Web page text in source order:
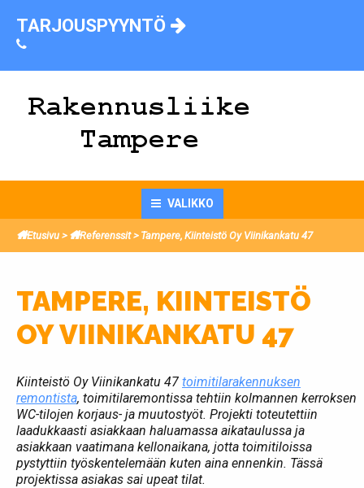
content
TARJOUSPYYNTÖ
VALIKKO
Etusivu > Referenssit> Tampere, Kiinteistö Oy Viinikankatu 47
TAMPERE, KIINTEISTÖ
OY VIINIKANKATU 47
Kiinteistö Oy Viinikankatu 47 toimitilarakennuksen
remontista, toimitilaremontissa tehtiin kolmannen kerroksen
WC-tilojen korjaus- ja muutostyöt. Projekti toteutettiin
laadukkaasti asiakkaan haluamassa aikataulussa ja
asiakkaan vaatimana kellonaikana, jotta toimitiloissa
pystyttiin työskentelemään kuten aina ennenkin. Tässä
projektissa asiakas sai upeat tilat.